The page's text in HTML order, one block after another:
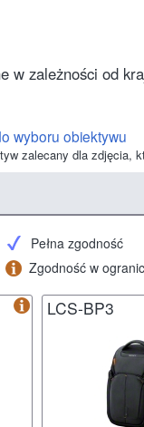
w zależności od
wyboru obiektywu
zalecany dla zdjęcia,
Pełna zgodność
Zgodność w
LCS-BP3